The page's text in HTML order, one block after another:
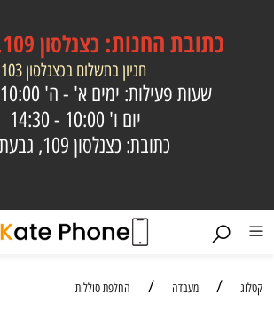
כתובתהחנות: כצנלסון 109, גבעתיים
חניון בתשלום בכצנלסון 103
שעות פעילות: ימים א' - ה' 10:00 - 18:30
יום ו' 10:00 - 14:30
כתובת: כצנלסון 109, גבעתיים
קטלוג / מעבדה / החלפת סוללות